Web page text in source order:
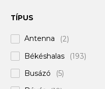
Handing
Horváth
(1)
Joker (35)
K-Karp
(3)
TÍPUS
Antenna
(2)
Békéshalas
(193)
Busázó
(5)